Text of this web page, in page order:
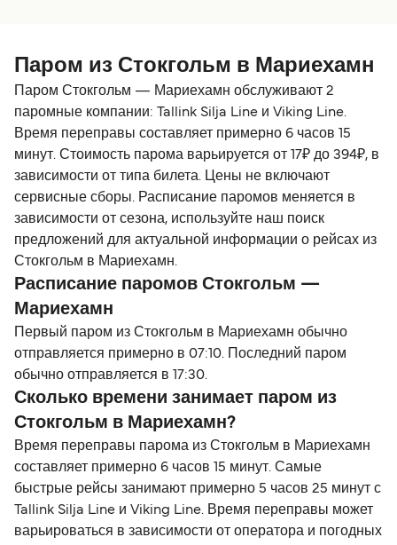
Паром из Стокгольм в Мариехамн
Паром Стокгольм — Мариехамн обслуживают 2
паромные компании: Tallink Silja Line и Viking Line.
Время переправы составляет примерно 6 часов 15
минут. Стоимость парома варьируется от 17₽ до 394₽, в
зависимости от типа билета. Цены не включают
сервисные сборы. Расписание паромов меняется в
зависимости от сезона, используйте наш поиск
предложений для актуальной информации о рейсах из
Стокгольм в Мариехамн.
Расписание паромов Стокгольм —
Мариехамн
Первый паром из Стокгольм в Мариехамн обычно
отправляется примерно в 07:10. Последний паром
обычно отправляется в 17:30.
Сколько времени занимает паром из
Стокгольм в Мариехамн?
Время переправы парома из Стокгольм в Мариехамн
составляет примерно 6 часов 15 минут. Самые
быстрые рейсы занимают примерно 5 часов 25 минут с
Tallink Silja Line и Viking Line. Время переправы может
варьироваться в зависимости от оператора и погодных